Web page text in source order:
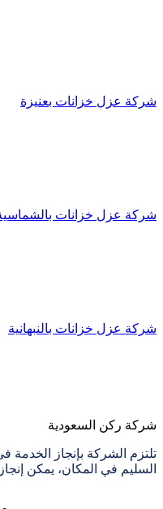
شركة عزل خزانات بعنيزة
شركة عزل خزانات
شركة عزل خزانات بالنبهانية
شركة ركن السعودية
تلتزم الشركة بإنجاز
السليم في المكان، يمكن